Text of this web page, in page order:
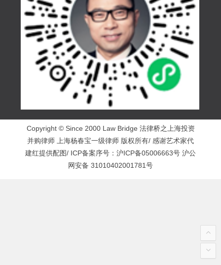
Copyright © Since 2000 Law Bridge 法律桥之上海投资
并购律师 上海杨春宝一级律师 版权所有/ 感谢艺术家代
建红提供配图/ ICP备案序号： 沪ICP备05006663号 沪公
网安备 31010402001781号